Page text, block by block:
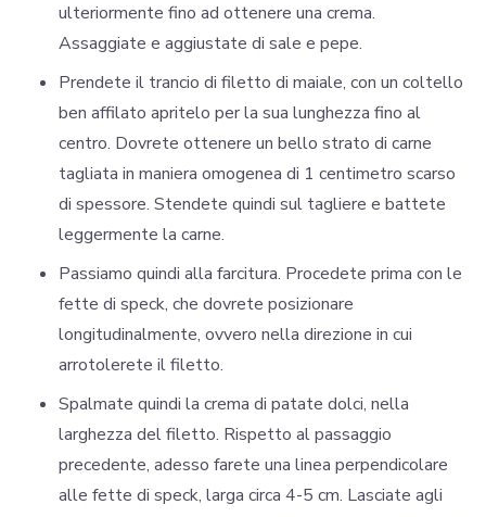
ulteriormente fino ad ottenere una crema.
Assaggiate e aggiustate di sale e pepe.
Prendete il trancio di filetto di maiale, con un coltello
ben affilato apritelo per la sua lunghezza fino al
centro. Dovrete ottenere un bello strato di carne
tagliata in maniera omogenea di 1 centimetro scarso
di spessore. Stendete quindi sul tagliere e battete
leggermente la carne.
Passiamo quindi alla farcitura. Procedete prima con le
fette di speck, che dovrete posizionare
longitudinalmente, ovvero nella direzione in cui
arrotolerete il filetto.
Spalmate quindi la crema di patate dolci, nella
larghezza del filetto. Rispetto al passaggio
precedente, adesso farete una linea perpendicolare
alle fette di speck, larga circa 4-5 cm. Lasciate agli